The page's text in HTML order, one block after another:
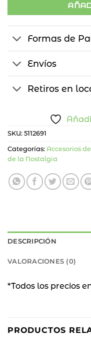
Formas de
Envíos
Retiros en
SKU: 5112691
Categorías: Accesorios
de la Nostalgia
DESCRIPCIÓN
VALORACIONES (0)
*Todos los precios
PRODUCTOS